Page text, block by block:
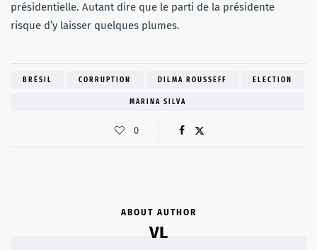
présidentielle. Autant dire que le parti de la présidente
risque d’y laisser quelques plumes.
BRÉSIL CORRUPTION DILMA ROUSSEFF ELECTION
MARINA SILVA
0
ABOUT AUTHOR
VL